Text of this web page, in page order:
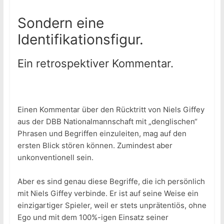
Sondern eine
Identifikationsfigur.
Ein retrospektiver Kommentar.
Einen Kommentar über den Rücktritt von Niels Giffey
aus der DBB Nationalmannschaft mit „denglischen“
Phrasen und Begriffen einzuleiten, mag auf den
ersten Blick stören können. Zumindest aber
unkonventionell sein.
Aber es sind genau diese Begriffe, die ich persönlich
mit Niels Giffey verbinde. Er ist auf seine Weise ein
einzigartiger Spieler, weil er stets unprätentiös, ohne
Ego und mit dem 100%-igen Einsatz seiner